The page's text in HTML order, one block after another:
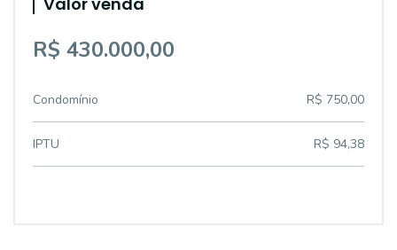
R$ 430.000,00
Condomínio R$ 750,00
IPTU R$ 94,38